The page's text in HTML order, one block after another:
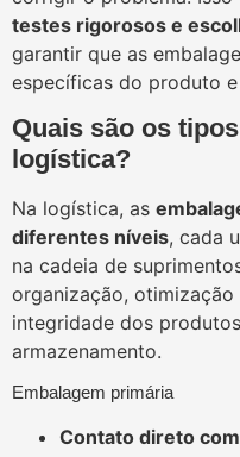
testes rigorosos e
garantir que as
específicas do produto
Quais são os
logística?
Na logística, as
diferentes níveis, cada
na cadeia de
organização,
integridade dos
armazenamento.
Embalagem primária
Contato direto